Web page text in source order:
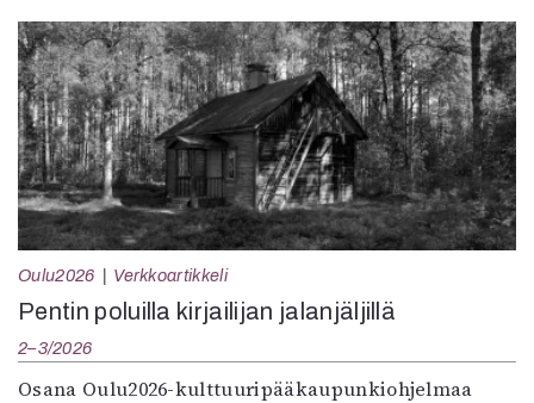
Oulu2026 Verkkoartikkeli
Pentin poluilla kirjailijan jalanjäljillä
2–3/2026
Osana Oulu2026-kulttuuripääkaupunkiohjelmaa